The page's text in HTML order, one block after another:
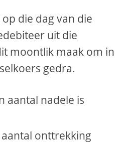
die dag van die
uit die
moontlik maak om in
gedra.
aantal nadele is
onttrekking